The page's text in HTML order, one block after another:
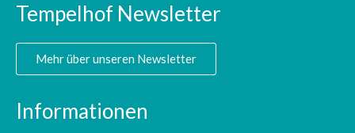
Tempelhof Newsletter
Mehr über unseren Newsletter
Informationen